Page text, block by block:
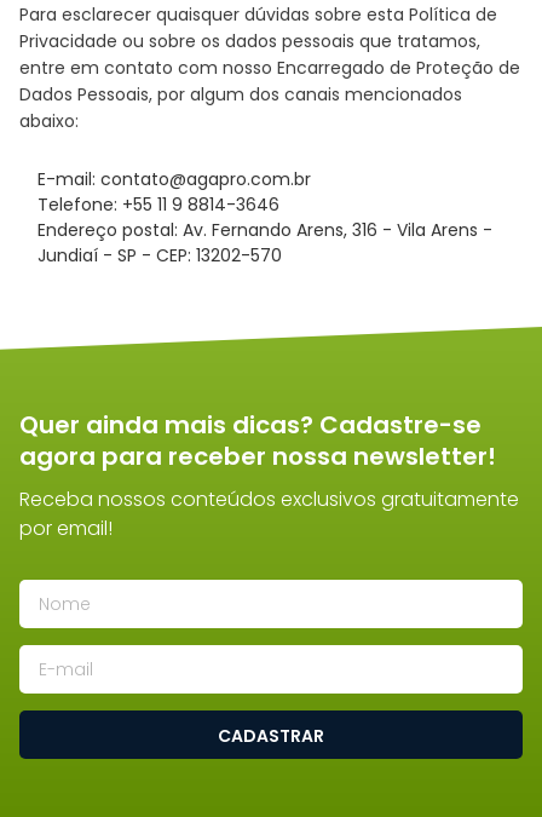
Para esclarecer quaisquer dúvidas sobre esta Política de
Privacidade ou sobre os dados pessoais que tratamos,
entre em contato com nosso Encarregado de Proteção de
Dados Pessoais, por algum dos canais mencionados
abaixo:
E-mail: contato@agapro.com.br
Telefone: +55 11 9 8814-3646
Endereço postal: Av. Fernando Arens, 316 - Vila Arens -
Jundiaí - SP - CEP: 13202-570
Quer ainda mais dicas? Cadastre-se
agora para receber nossa newsletter!
Receba nossos conteúdos exclusivos gratuitamente
por email!
CADASTRAR